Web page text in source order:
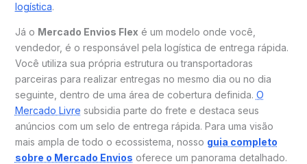
logística.
Já o Mercado Envios Flex é um modelo onde você,
vendedor, é o responsável pela logística de entrega rápida.
Você utiliza sua própria estrutura ou transportadoras
parceiras para realizar entregas no mesmo dia ou no dia
seguinte, dentro de uma área de cobertura definida. O
Mercado Livre subsidia parte do frete e destaca seus
anúncios com um selo de entrega rápida. Para uma visão
mais ampla de todo o ecossistema, nosso guia completo
sobre o Mercado Envios oferece um panorama detalhado.